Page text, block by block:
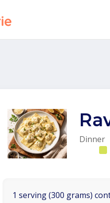
Dinner
1 serving (300 grams)